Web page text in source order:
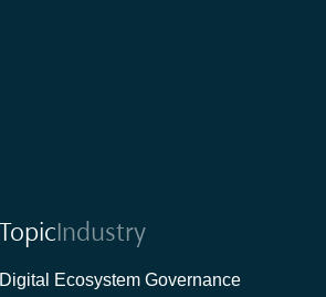
TopicIndustry
Digital Ecosystem Governance